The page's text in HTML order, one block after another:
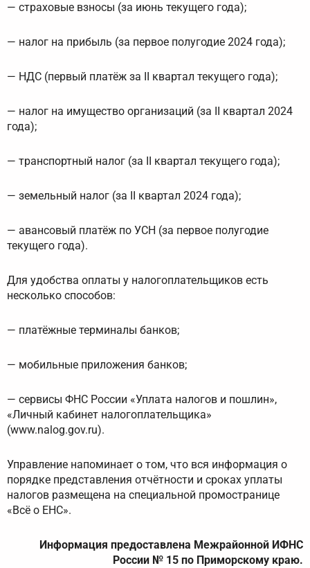
— страховые взносы (за июнь текущего года);
— налог на прибыль (за первое полугодие 2024 года);
— НДС (первый платёж за II квартал текущего года);
— налог на имущество организаций (за II квартал 2024
года);
— транспортный налог (за II квартал текущего года);
— земельный налог (за II квартал 2024 года);
— авансовый платёж по УСН (за первое полугодие
текущего года).
Для удобства оплаты у налогоплательщиков есть
несколько способов:
— платёжные терминалы банков;
— мобильные приложения банков;
— сервисы ФНС России «Уплата налогов и пошлин»,
«Личный кабинет налогоплательщика»
(www.nalog.gov.ru).
Управление напоминает о том, что вся информация о
порядке представления отчётности и сроках уплаты
налогов размещена на специальной промостранице
«Всё о ЕНС».
Информация предоставлена Межрайонной ИФНС
России № 15 по Приморскому краю.